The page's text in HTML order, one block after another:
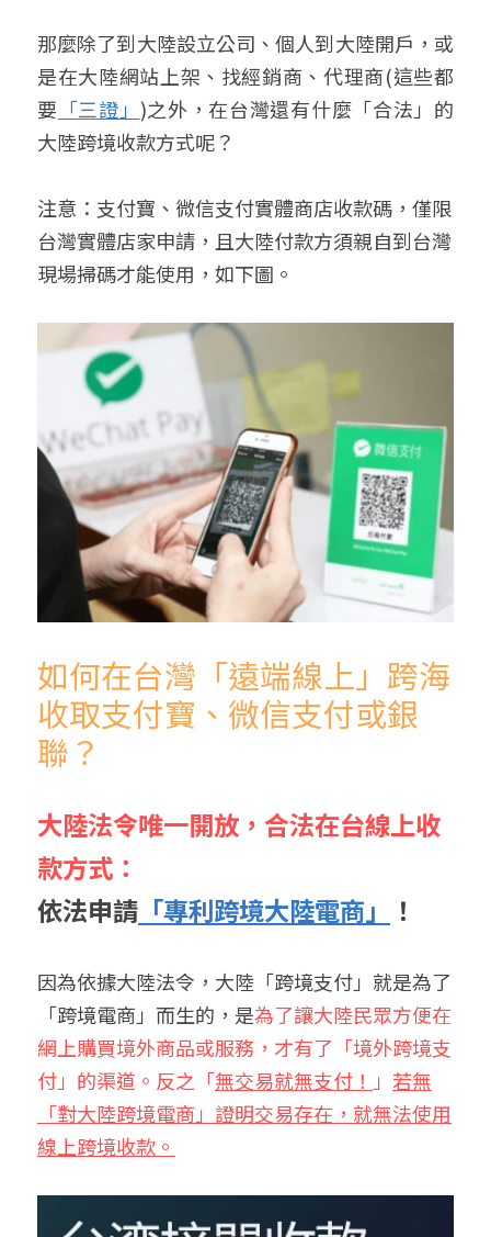
那麼除了到大陸設立公司、個人到大陸開戶，或
是在大陸網站上架、找經銷商、代理商(這些都
要 「三證」 )之外，在台灣還有什麼「合法」的
大陸跨境收款方式呢？
注意：支付寶、微信支付實體商店收款碼，僅限
台灣實體店家申請，且大陸付款方須親自到台灣
現場掃碼才能使用，如下圖。
如何在台灣「遠端線上」跨海
收取支付寶、微信支付或銀
聯？
大陸法令唯一開放，合法在台線上收
款方式：
依法申請 「專利跨境大陸電商」 ！
因為依據大陸法令，大陸「跨境支付」就是為了
「跨境電商」而生的，是為了讓大陸民眾方便在
網上購買境外商品或服務，才有了「境外跨境支
付」的渠道。反之「無交易就無支付！ 」 若無
「對大陸跨境電商」證明交易存在，就無法使用
線上跨境收款。